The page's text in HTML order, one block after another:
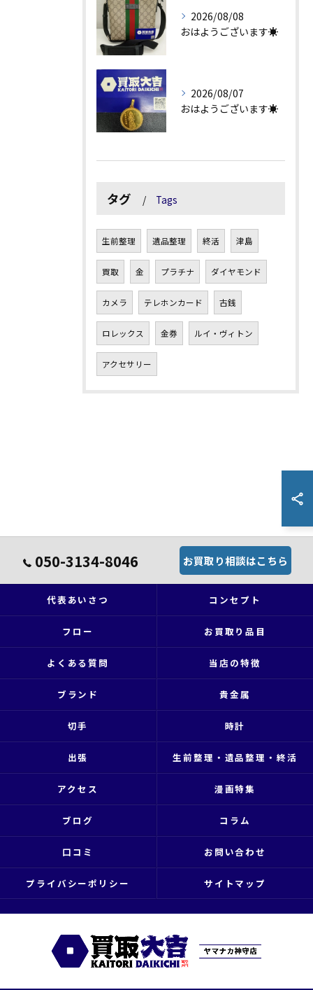
2026/08/08
おはようございます☀
2026/08/07
おはようございます☀
タグ Tags
生前整理 遺品整理 終活 津島
買取 金 プラチナ ダイヤモンド
カメラ テレホンカード 古銭
ロレックス 金券 ルイ・ヴィトン
アクセサリー
050-3134-8046 お買取り相談はこちら
代表あいさつ コンセプト
フロー お買取り品目
よくある質問 当店の特徴
ブランド 貴金属
切手 時計
出張 生前整理・遺品整理・終活
アクセス 漫画特集
ブログ コラム
口コミ お問い合わせ
プライバシーポリシー サイトマップ